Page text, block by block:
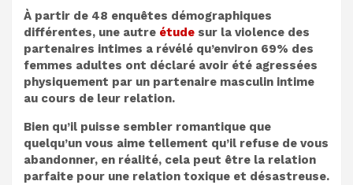
À partir de 48 enquêtes démographiques
différentes, une autre étude sur la violence des
partenaires intimes a révélé qu’environ 69% des
femmes adultes ont déclaré avoir été agressées
physiquement par un partenaire masculin intime
au cours de leur relation.
Bien qu’il puisse sembler romantique que
quelqu’un vous aime tellement qu’il refuse de vous
abandonner, en réalité, cela peut être la relation
parfaite pour une relation toxique et désastreuse.